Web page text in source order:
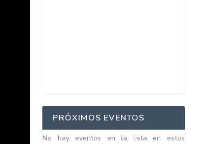
PRÓXIMOS EVENTOS
No hay eventos en la lista en estos